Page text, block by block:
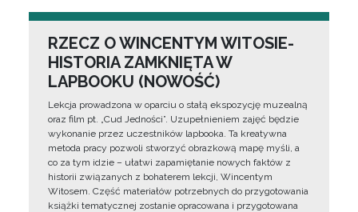
RZECZ O WINCENTYM WITOSIE-
HISTORIA ZAMKNIĘTA W
LAPBOOKU (NOWOŚĆ)
Lekcja prowadzona w oparciu o stałą ekspozycję muzealną
oraz film pt. „Cud Jedności”. Uzupełnieniem zajęć będzie
wykonanie przez uczestników lapbooka. Ta kreatywna
metoda pracy pozwoli stworzyć obrazkową mapę myśli, a
co za tym idzie – ułatwi zapamiętanie nowych faktów z
historii związanych z bohaterem lekcji, Wincentym
Witosem. Część materiałów potrzebnych do przygotowania
książki tematycznej zostanie opracowana i przygotowana